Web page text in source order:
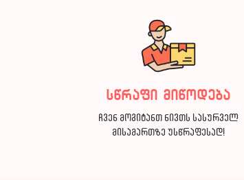
სწრაფი მიწოდება
ჩვენ მოგიტანთ ნივთს სასურველ
მისამართზე უსწრაფესად!